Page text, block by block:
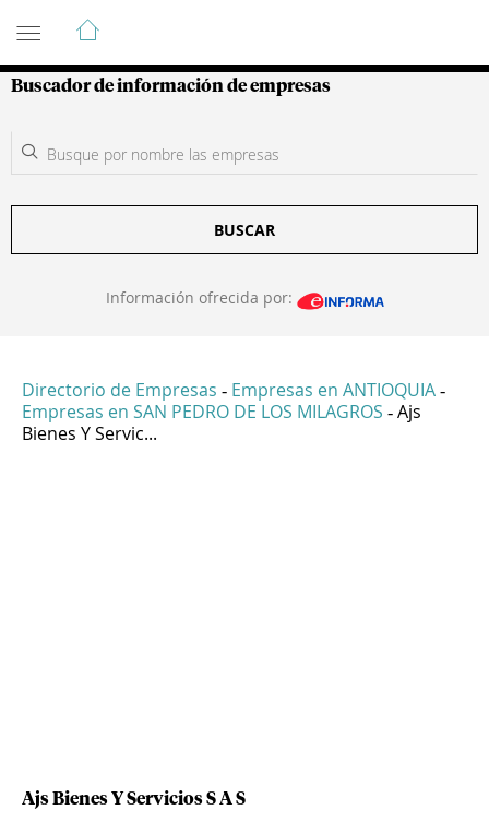
Guía de Empresas Colombianas
Buscador de información de empresas
BUSCAR
Información ofrecida por:
Directorio de Empresas - Empresas en ANTIOQUIA -
Empresas en SAN PEDRO DE LOS MILAGROS - Ajs
Bienes Y Servic...
Ajs Bienes Y Servicios S A S